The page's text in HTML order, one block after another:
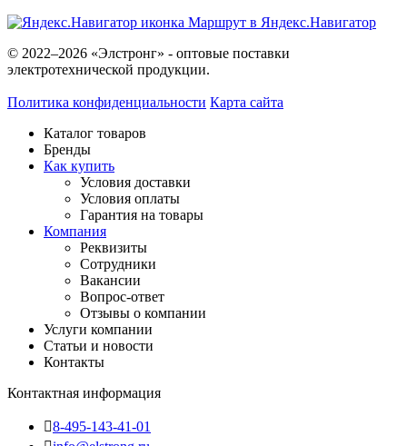
Маршрут в Яндекс.Навигатор
© 2022–2026 «Элстронг» - оптовые поставки
электротехнической продукции.
Политика конфиденциальности Карта сайта
Каталог товаров
Бренды
Как купить
Условия доставки
Условия оплаты
Гарантия на товары
Компания
Реквизиты
Сотрудники
Вакансии
Вопрос-ответ
Отзывы о компании
Услуги компании
Статьи и новости
Контакты
Контактная информация
8-495-143-41-01